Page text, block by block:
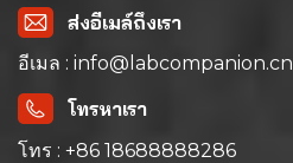
ส่งอีเมล์ถึงเรา
อีเมล : info@labcompanion.cn
โทรหาเรา
โทร : +86 18688888286